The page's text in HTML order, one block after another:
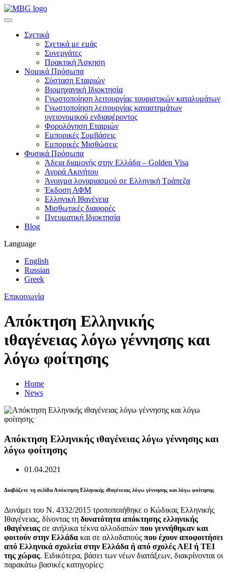
Σχετικά
Σχετικά με εμάς
Συνεργάτες
Πρακτική Άσκηση
Νομικά Πρόσωπα
Σύσταση Εταιριών
Βιομηχανική Ιδιοκτησία
Γνωστοποίηση λειτουργίας τουριστικών καταλυμάτων
Γνωστοποίηση λειτουργίας καταστημάτων
υγειονομικού ενδιαφέροντος
Φορολόγηση Εταιριών
Εμπορικές Συμβάσεις
Εμπορικές Μισθώσεις
Φυσικά Πρόσωπα
Άδεια διαμονής στην Ελλάδα – Golden Visa
Αγορά Ακινήτου
Άνοιγμα λογαριασμού σε Ελληνική Τράπεζα
Έκδοση ΑΦΜ
Ελληνική Ιθαγένεια
Μισθωτικές διαφορές
Πνευματική Ιδιοκτησία
Blog
Language
English
Russian
Greek
Επικοινωνία
Απόκτηση Ελληνικής
ιθαγένειας λόγω γέννησης και
λόγω φοίτησης
Home
News
Απόκτηση Ελληνικής ιθαγένειας λόγω γέννησης και
λόγω φοίτησης
01.04.2021
Διαβάζετε τη σελίδα Απόκτηση Ελληνικής ιθαγένειας λόγω γέννησης και λόγω φοίτησης
Δυνάμει του Ν. 4332/2015 τροποποιήθηκε ο Κώδικας Ελληνικής
Ιθαγένειας, δίνοντας τη δυνατότητα απόκτησης ελληνικής
ιθαγένειας σε ανήλικα τέκνα αλλοδαπών που γεννήθηκαν και
φοιτούν στην Ελλάδα και σε αλλοδαπούς που έχουν αποφοιτήσει
από Ελληνικά σχολεία στην Ελλάδα ή από σχολές ΑΕΙ ή ΤΕΙ
της χώρας. Ειδικότερα, βάσει των νέων διατάξεων, διακρίνονται οι
παρακάτω βασικές κατηγορίες: